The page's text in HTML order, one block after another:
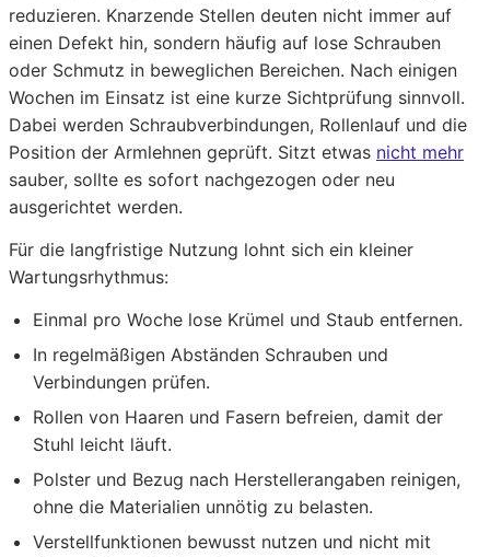
reduzieren. Knarzende Stellen deuten nicht immer auf
einen Defekt hin, sondern häufig auf lose Schrauben
oder Schmutz in beweglichen Bereichen. Nach einigen
Wochen im Einsatz ist eine kurze Sichtprüfung sinnvoll.
Dabei werden Schraubverbindungen, Rollenlauf und die
Position der Armlehnen geprüft. Sitzt etwas nicht mehr
sauber, sollte es sofort nachgezogen oder neu
ausgerichtet werden.
Für die langfristige Nutzung lohnt sich ein kleiner
Wartungsrhythmus:
Einmal pro Woche lose Krümel und Staub entfernen.
In regelmäßigen Abständen Schrauben und
Verbindungen prüfen.
Rollen von Haaren und Fasern befreien, damit der
Stuhl leicht läuft.
Polster und Bezug nach Herstellerangaben reinigen,
ohne die Materialien unnötig zu belasten.
Verstellfunktionen bewusst nutzen und nicht mit